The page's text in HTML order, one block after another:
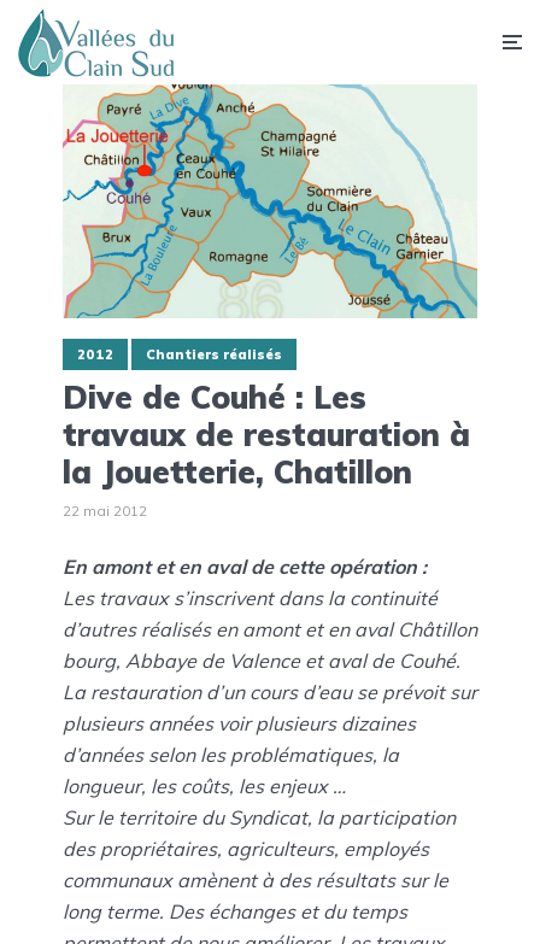
2012 Chantiers réalisés
Dive de Couhé : Les
travaux de restauration à
la Jouetterie, Chatillon
22 mai 2012
En amont et en aval de cette opération :
Les travaux s’inscrivent dans la continuité
d’autres réalisés en amont et en aval Châtillon
bourg, Abbaye de Valence et aval de Couhé.
La restauration d’un cours d’eau se prévoit sur
plusieurs années voir plusieurs dizaines
d’années selon les problématiques, la
longueur, les coûts, les enjeux …
Sur le territoire du Syndicat, la participation
des propriétaires, agriculteurs, employés
communaux amènent à des résultats sur le
long terme. Des échanges et du temps